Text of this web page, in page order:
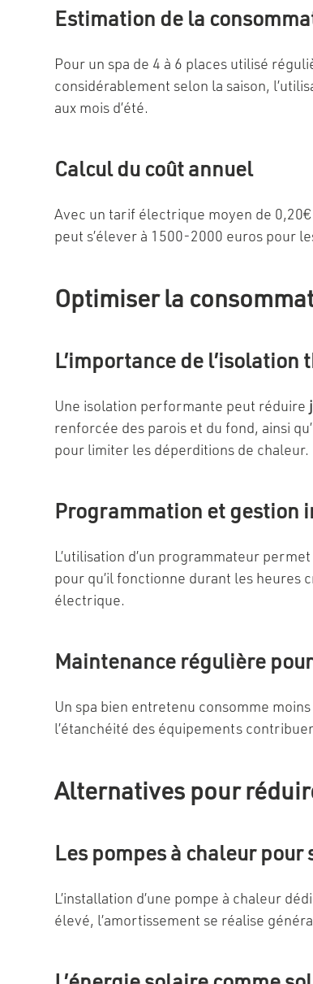
Estimation de la
Pour un spa de 4 à 6 places utilisé
considérablement selon la saison,
aux mois d’été.
Calcul du coût annuel
Avec un tarif électrique moyen de
peut s’élever à 1500-2000 euros pour
Optimiser la
L’importance de l’isolation
Une isolation performante peut réduire
renforcée des parois et du fond, ainsi
pour limiter les déperditions de chaleur.
Programmation et gestion
L’utilisation d’un programmateur
pour qu’il fonctionne durant les heures
électrique.
Maintenance régulière
Un spa bien entretenu consomme
l’étanchéité des équipements
Alternatives pour
Les pompes à chaleur pour
L’installation d’une pompe à chaleur
élevé, l’amortissement se réalise